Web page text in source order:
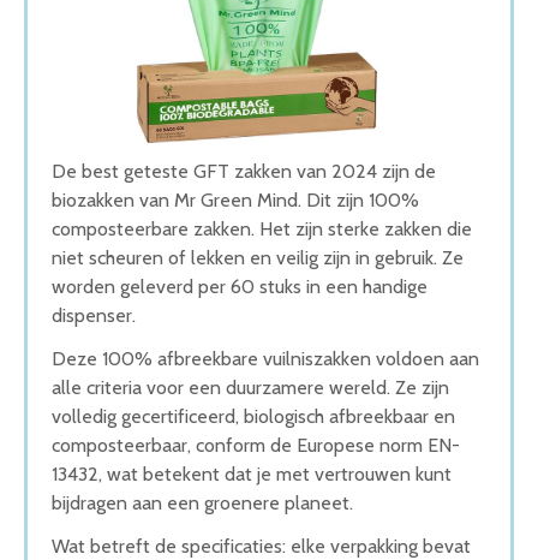
2. Goede Budget GFT Zakken
3. Goede Koop GFT Zakken
4. Goede Prijs-Kwaliteit GFT Zakken
5. Fijnste GFT Zakken van 2026
De best geteste GFT zakken van 2024 zijn de
biozakken van Mr Green Mind. Dit zijn 100%
composteerbare zakken. Het zijn sterke zakken die
niet scheuren of lekken en veilig zijn in gebruik. Ze
worden geleverd per 60 stuks in een handige
dispenser.
Deze 100% afbreekbare vuilniszakken voldoen aan
alle criteria voor een duurzamere wereld. Ze zijn
volledig gecertificeerd, biologisch afbreekbaar en
composteerbaar, conform de Europese norm EN-
13432, wat betekent dat je met vertrouwen kunt
bijdragen aan een groenere planeet.
Wat betreft de specificaties: elke verpakking bevat